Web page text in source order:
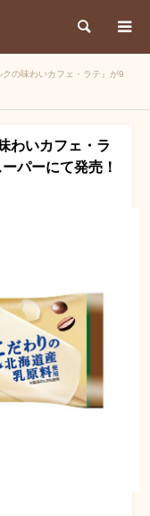
検索
の味わいカフェ・ラテ』が9
わいカフェ・ラ
パーにて発売！